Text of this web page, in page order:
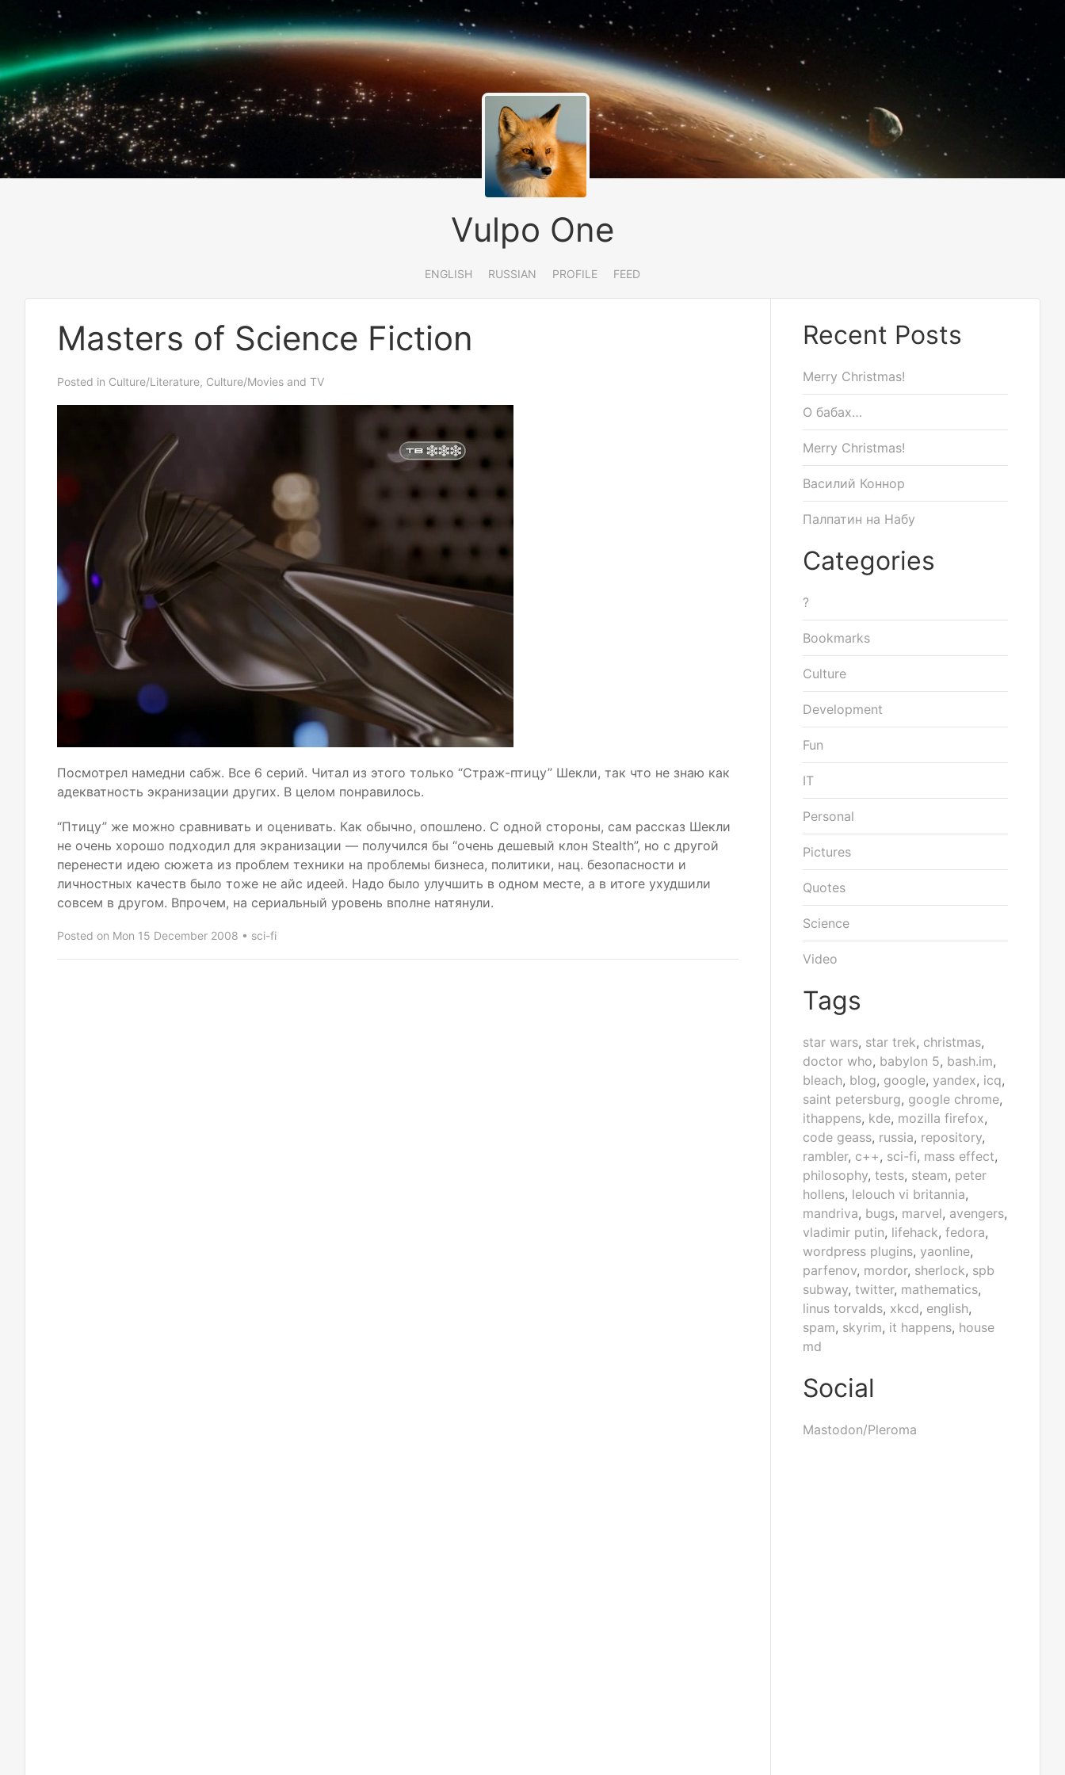
Vulpo One
ENGLISH RUSSIAN PROFILE FEED
Masters of Science Fiction
Posted in Culture/Literature, Culture/Movies and TV
Посмотрел намедни сабж. Все 6 серий. Читал из этого только “Страж-птицу” Шекли, так что не знаю как
адекватность экранизации других. В целом понравилось.
“Птицу” же можно сравнивать и оценивать. Как обычно, опошлено. С одной стороны, сам рассказ Шекли
не очень хорошо подходил для экранизации — получился бы “очень дешевый клон Stealth”, но с другой
перенести идею сюжета из проблем техники на проблемы бизнеса, политики, нац. безопасности и
личностных качеств было тоже не айс идеей. Надо было улучшить в одном месте, а в итоге ухудшили
совсем в другом. Впрочем, на сериальный уровень вполне натянули.
Posted on Mon 15 December 2008 sci-fi
Recent Posts
Merry Christmas!
О бабах…
Merry Christmas!
Василий Коннор
Палпатин на Набу
Categories
?
Bookmarks
Culture
Development
Fun
IT
Personal
Pictures
Quotes
Science
Video
Tags
star wars, star trek, christmas,
doctor who, babylon 5, bash.im,
bleach, blog, google, yandex, icq,
saint petersburg, google chrome,
ithappens, kde, mozilla firefox,
code geass, russia, repository,
rambler, c++, sci-fi, mass effect,
philosophy, tests, steam, peter
hollens, lelouch vi britannia,
mandriva, bugs, marvel, avengers,
vladimir putin, lifehack, fedora,
wordpress plugins, yaonline,
parfenov, mordor, sherlock, spb
subway, twitter, mathematics,
linus torvalds, xkcd, english,
spam, skyrim, it happens, house
md
Social
Mastodon/Pleroma